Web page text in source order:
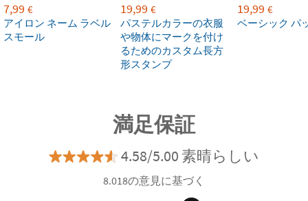
7,99 €
アイロン ネーム ラベル
スモール
19,99 €
パステルカラーの衣服
や物体にマークを付け
るためのカスタム長方
形スタンプ
19,99 €
ベーシック パ
満足保証
4.58/5.00 素晴らしい
8.018の意見に基づく